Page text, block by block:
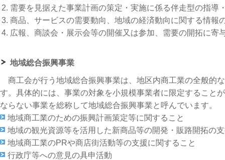
需要を見据えた事業計画の策定・実施に係る伴走型の指導
商品、サービスの需要動向、地域の経済動向に関する情報
広報、商談会・展示会等の開催又は参加、需要の開拓に寄
地域総合振興事業
商工会が行う地域総合振興事業は、地区内商工業の全般的
す。具体的には、事業の対象を小規模事業者に限定すること
ならない事業を総称して地域総合振興事業と呼んでいます。
地域商工業のための振興計画策定等に関すること
地域の観光資源等を活用した新商品等の開発・販路開拓の
地域商工業のPRや商店街活動等の支援に関すること
行政庁等への意見の具申活動